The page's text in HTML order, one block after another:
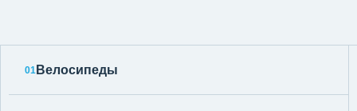
01 Велосипеды